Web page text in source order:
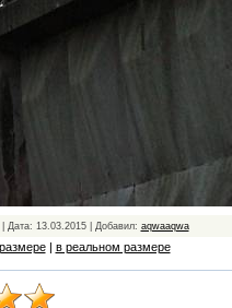
Дата: 13.03.2015 | Добавил: aqwaaqwa
| в реальном размере